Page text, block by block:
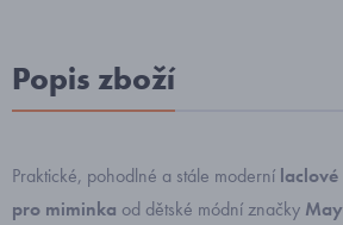
Popis zboží
Praktické, pohodlné a stále moderní
pro miminka od dětské módní značky